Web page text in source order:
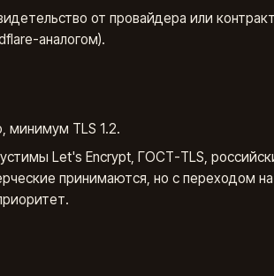
от провайдера или
аналогом).
минимум TLS 1.2.
Let's Encrypt, ГОСТ-TLS,
принимаются, но с переходом на